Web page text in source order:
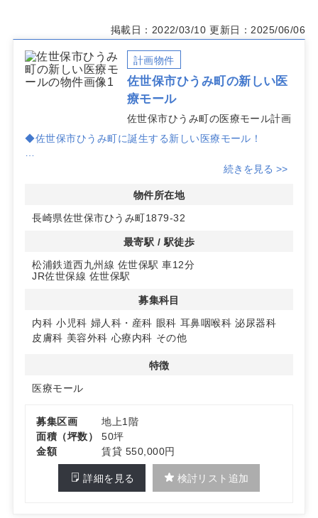
掲載日：2022/03/10 更新日：2025/06/06
計画物件
佐世保市ひうみ町の新しい医
療モール
佐世保市ひうみ町の医療モール計画
◆佐世保市ひうみ町に誕生する新しい医療モール！
◆国道35号線沿いで、JR佐世保駅から車でわずか12分の
ることで医療機関間の相乗効果を実現します。
続きを見る >>
物件所在地
長崎県佐世保市ひうみ町1879-32
最寄駅 / 駅徒歩
松浦鉄道西九州線 佐世保駅 車12分
JR佐世保線 佐世保駅
募集科目
内科 小児科 婦人科・産科 眼科 耳鼻咽喉科 泌尿器科
皮膚科 美容外科 心療内科 その他
特徴
医療モール
募集区画
地上1階
面積（坪数）
50坪
金額
賃貸 550,000円
詳細を見る 検討リスト追加